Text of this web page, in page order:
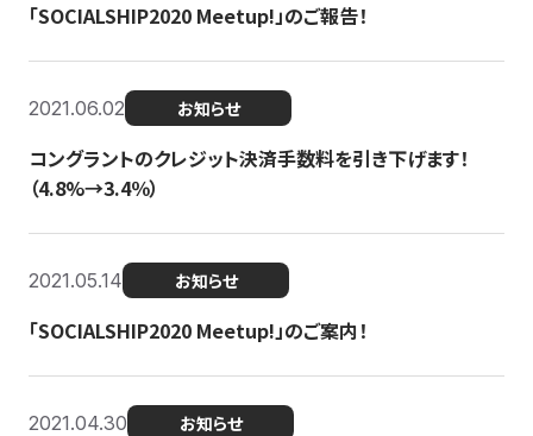
「SOCIALSHIP2020 Meetup!」のご報告！
2021.06.02 お知らせ
コングラントのクレジット決済手数料を引き下げます！
（4.8%→3.4％）
2021.05.14 お知らせ
「SOCIALSHIP2020 Meetup!」のご案内！
2021.04.30 お知らせ